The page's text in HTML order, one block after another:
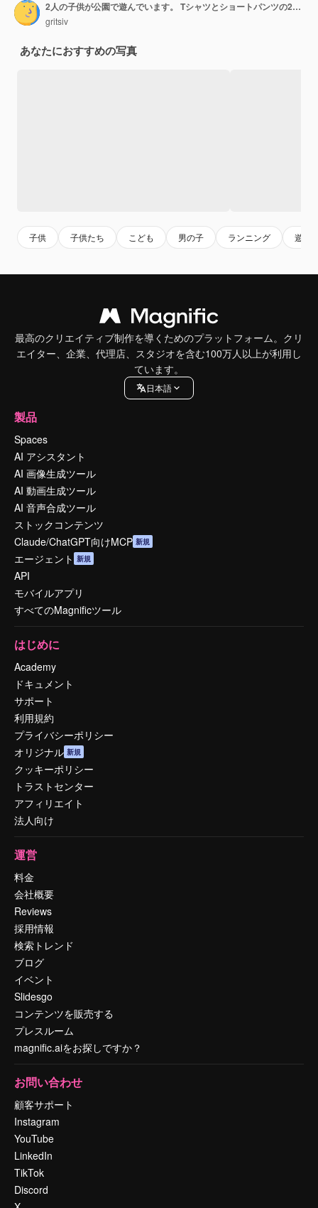
2人の子供が公園で遊んでいます。 Tシャツとショートパンツの2人の美しい男の子は笑顔を楽しんでいます
gritsiv
あなたにおすすめの写真
子供 子供たち こども 男の子 ランニング 遊び
最高のクリエイティブ制作を導くためのプラットフォーム。クリ
エイター、企業、代理店、スタジオを含む100万人以上が利用し
ています。
日本語
製品
Spaces
AI アシスタント
AI 画像生成ツール
AI 動画生成ツール
AI 音声合成ツール
ストックコンテンツ
Claude/ChatGPT向けMCP 新規
エージェント 新規
API
モバイルアプリ
すべてのMagnificツール
はじめに
Academy
ドキュメント
サポート
利用規約
プライバシーポリシー
オリジナル 新規
クッキーポリシー
トラストセンター
アフィリエイト
法人向け
運営
料金
会社概要
Reviews
採用情報
検索トレンド
ブログ
イベント
Slidesgo
コンテンツを販売する
プレスルーム
magnific.aiをお探しですか？
お問い合わせ
顧客サポート
Instagram
YouTube
LinkedIn
TikTok
Discord